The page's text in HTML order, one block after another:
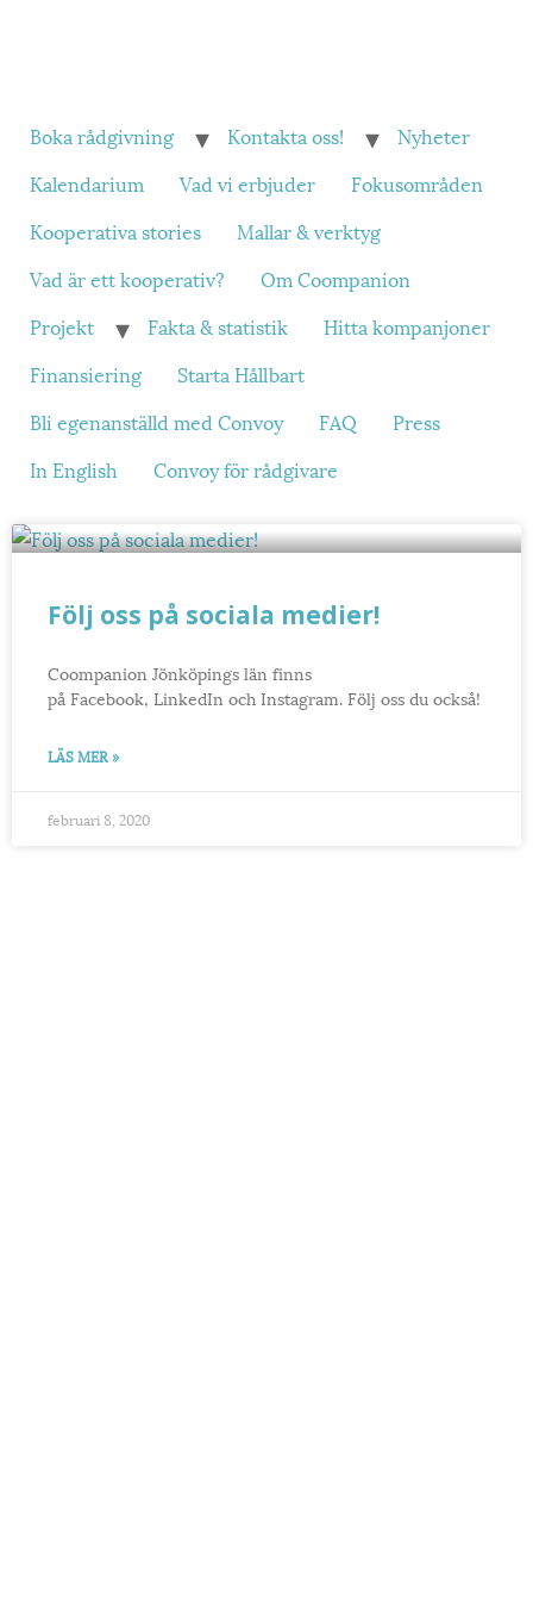
Boka rådgivning Kontakta oss!
Nyheter
Kalendarium
Vad vi erbjuder
Fokusområden
Kooperativa stories
Mallar & verktyg
Vad är ett kooperativ?
Om Coompanion
Projekt
Fakta & statistik
Hitta kompanjoner
Finansiering
Starta Hållbart
Bli egenanställd med Convoy
FAQ
Press
In English
Convoy för rådgivare
Följ oss på sociala medier!
Coompanion Jönköpings län finns
på Facebook, LinkedIn och Instagram. Följ oss du också!
LÄS MER »
februari 8, 2020